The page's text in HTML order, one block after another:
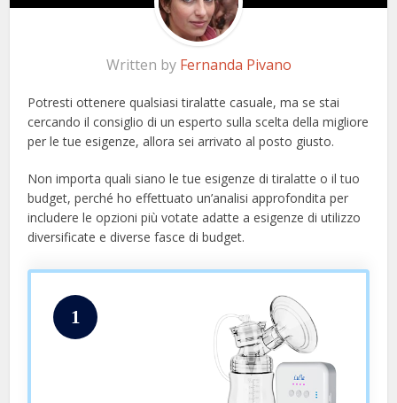
Written by Fernanda Pivano
Potresti ottenere qualsiasi tiralatte casuale, ma se stai
cercando il consiglio di un esperto sulla scelta della migliore
per le tue esigenze, allora sei arrivato al posto giusto.
Non importa quali siano le tue esigenze di tiralatte o il tuo
budget, perché ho effettuato un’analisi approfondita per
includere le opzioni più votate adatte a esigenze di utilizzo
diversificate e diverse fasce di budget.
1